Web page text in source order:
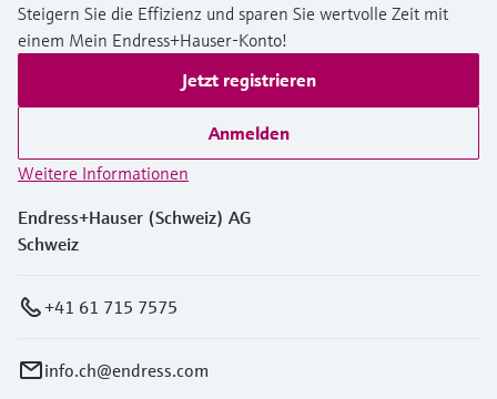
Steigern Sie die Effizienz und sparen Sie wertvolle Zeit mit
einem Mein Endress+Hauser-Konto!
Jetzt registrieren
Anmelden
Weitere Informationen
Endress+Hauser (Schweiz) AG
Schweiz
+41 61 715 7575
info.ch@endress.com